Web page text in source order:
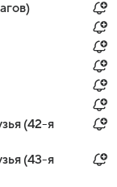
(42-я
(43-я